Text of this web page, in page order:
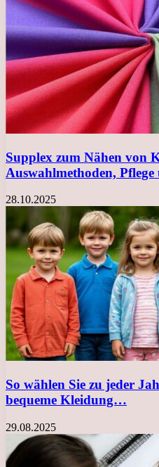
Supplex zum Nähen von
Auswahlmethoden,
28.10.2025
So wählen Sie zu jeder
bequeme Kleidung…
29.08.2025